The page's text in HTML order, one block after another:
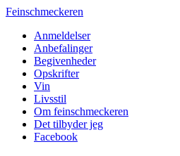
Feinschmeckeren
Anmeldelser
Anbefalinger
Begivenheder
Opskrifter
Vin
Livsstil
Om feinschmeckeren
Det tilbyder jeg
Facebook